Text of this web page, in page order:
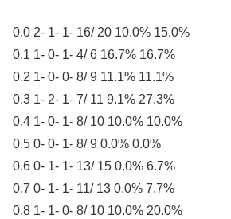
0.0 2- 1- 1- 16/ 20 10.0% 15.0%
0.1 1- 0- 1- 4/ 6 16.7% 16.7%
0.2 1- 0- 0- 8/ 9 11.1% 11.1%
0.3 1- 2- 1- 7/ 11 9.1% 27.3%
0.4 1- 0- 1- 8/ 10 10.0% 10.0%
0.5 0- 0- 1- 8/ 9 0.0% 0.0%
0.6 0- 1- 1- 13/ 15 0.0% 6.7%
0.7 0- 1- 1- 11/ 13 0.0% 7.7%
0.8 1- 1- 0- 8/ 10 10.0% 20.0%